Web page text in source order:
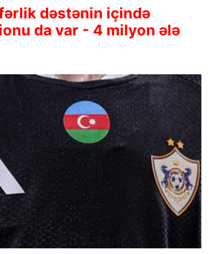
dəstənin içində
da var - 4 milyon ələ